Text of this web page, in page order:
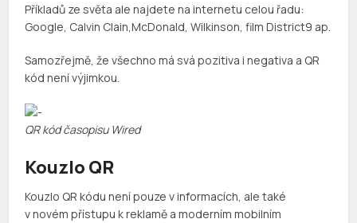
Příkladů ze světa ale najdete na internetu celou řadu:
Google, Calvin Clain,McDonald, Wilkinson, film District9 ap.
Samozřejmě, že všechno má svá pozitiva i negativa a QR
kód není výjimkou.
QR kód časopisu Wired
Kouzlo QR
Kouzlo QR kódu není pouze v informacích, ale také
v novém přístupu k reklamě a moderním mobilním